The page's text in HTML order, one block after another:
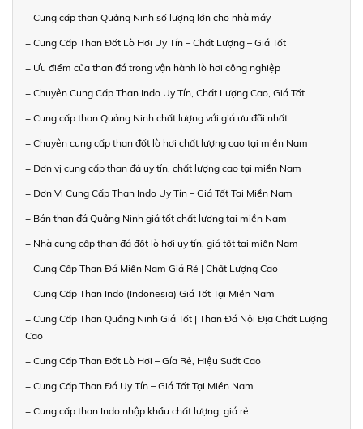
+ Cung cấp than Quảng Ninh số lượng lớn cho nhà máy
+ Cung Cấp Than Đốt Lò Hơi Uy Tín – Chất Lượng – Giá Tốt
+ Ưu điểm của than đá trong vận hành lò hơi công nghiệp
+ Chuyên Cung Cấp Than Indo Uy Tín, Chất Lượng Cao, Giá Tốt
+ Cung cấp than Quảng Ninh chất lượng với giá ưu đãi nhất
+ Chuyên cung cấp than đốt lò hơi chất lượng cao tại miền Nam
+ Đơn vị cung cấp than đá uy tín, chất lượng cao tại miền Nam
+ Đơn Vị Cung Cấp Than Indo Uy Tín – Giá Tốt Tại Miền Nam
+ Bán than đá Quảng Ninh giá tốt chất lượng tại miền Nam
+ Nhà cung cấp than đá đốt lò hơi uy tín, giá tốt tại miền Nam
+ Cung Cấp Than Đá Miền Nam Giá Rẻ | Chất Lượng Cao
+ Cung Cấp Than Indo (Indonesia) Giá Tốt Tại Miền Nam
+ Cung Cấp Than Quảng Ninh Giá Tốt | Than Đá Nội Địa Chất Lượng
Cao
+ Cung Cấp Than Đốt Lò Hơi – Gía Rẻ, Hiệu Suất Cao
+ Cung Cấp Than Đá Uy Tín – Giá Tốt Tại Miền Nam
+ Cung cấp than Indo nhập khẩu chất lượng, giá rẻ